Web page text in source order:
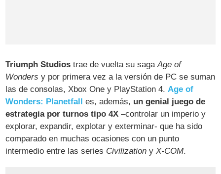
Triumph Studios trae de vuelta su sagaAge of
Wonders y por primera vez a la versión de PC se suman
las de consolas, Xbox One y PlayStation 4.Age of
Wonders: Planetfall es, además, un genial juego de
estrategia por turnos tipo 4X –controlar un imperio y
explorar, expandir, explotar y exterminar- que ha sido
comparado en muchas ocasiones con un punto
intermedio entre las series Civilization yX-COM.